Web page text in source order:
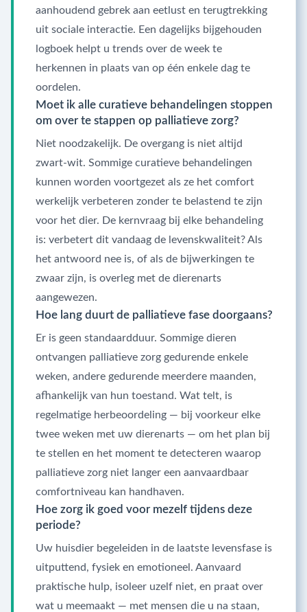
aanhoudend gebrek aan eetlust en terugtrekking
uit sociale interactie. Een dagelijks bijgehouden
logboek helpt u trends over de week te
herkennen in plaats van op één enkele dag te
oordelen.
Moet ik alle curatieve behandelingen stoppen
om over te stappen op palliatieve zorg?
Niet noodzakelijk. De overgang is niet altijd
zwart-wit. Sommige curatieve behandelingen
kunnen worden voortgezet als ze het comfort
werkelijk verbeteren zonder te belastend te zijn
voor het dier. De kernvraag bij elke behandeling
is: verbetert dit vandaag de levenskwaliteit? Als
het antwoord nee is, of als de bijwerkingen te
zwaar zijn, is overleg met de dierenarts
aangewezen.
Hoe lang duurt de palliatieve fase doorgaans?
Er is geen standaardduur. Sommige dieren
ontvangen palliatieve zorg gedurende enkele
weken, andere gedurende meerdere maanden,
afhankelijk van hun toestand. Wat telt, is
regelmatige herbeoordeling — bij voorkeur elke
twee weken met uw dierenarts — om het plan bij
te stellen en het moment te detecteren waarop
palliatieve zorg niet langer een aanvaardbaar
comfortniveau kan handhaven.
Hoe zorg ik goed voor mezelf tijdens deze
periode?
Uw huisdier begeleiden in de laatste levensfase is
uitputtend, fysiek en emotioneel. Aanvaard
praktische hulp, isoleer uzelf niet, en praat over
wat u meemaakt — met mensen die u na staan,